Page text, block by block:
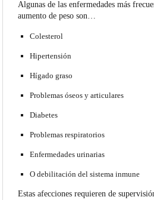
Algunas de las enfermedades más
aumento de peso son…
Colesterol
Hipertensión
Hígado graso
Problemas óseos y articulares
Diabetes
Problemas respiratorios
Enfermedades urinarias
O debilitación del sistema inmune
Estas afecciones requieren de